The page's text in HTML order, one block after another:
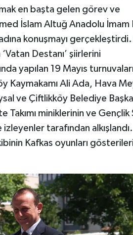
en başta gelen görev ve
İslam Altuğ Anadolu
konuşmayı gerçekleştirdi.
Destanı’ şiirlerini
yapılan 19 Mayıs
Ali Ada, Hava
ve Çiftlikköy Belediye
miniklerinin ve Gençlik
tarafından alkışlandı.
Kafkas oyunları